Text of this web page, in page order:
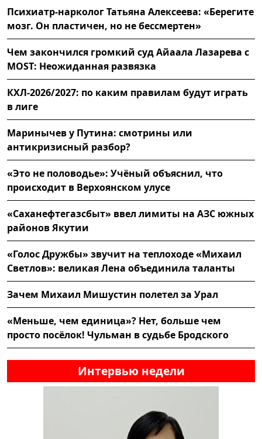
Психиатр-нарколог Татьяна Алексеева: «Берегите
мозг. Он пластичен, но не бессмертен»
Чем закончился громкий суд Айаала Лазарева с
MOST: Неожиданная развязка
КХЛ-2026/2027: по каким правилам будут играть
в лиге
Маринычев у Путина: смотрины или
антикризисный разбор?
«Это не половодье»: Учёный объяснил, что
происходит в Верхоянском улусе
«Саханефтегазсбыт» ввел лимиты на АЗС южных
районов Якутии
«Голос Дружбы» звучит на теплоходе «Михаил
Светлов»: великая Лена объединила таланты
Зачем Михаил Мишустин полетел за Урал
«Меньше, чем единица»? Нет, больше чем
просто посёлок! Чульман в судьбе Бродского
Интервью недели